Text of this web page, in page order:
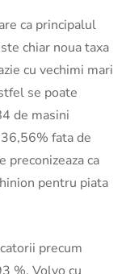
ca principalul
chiar noua taxa
cu vechimi mari
se poate
de masini
fata de
preconizeaza ca
pentru piata
precum